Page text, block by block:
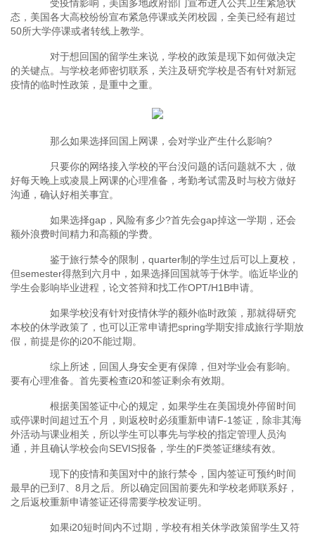
受疫情影响，美国多地政府部门宣布进入公共卫生紧急状
态，美国各大高校纷纷宣布紧急停课或关闭校园，全美已经有超过
50所大学停课或者转线上教学。
对于想回国的留学生来说，学校的政策是现下如何做决定
的关键点。与学校老师密切联系，关注及研究学校是否有针对新冠
疫情的临时性政策，是重中之重。
那么如果选择回国上网课，会对学业产生什么影响?
只要你的网络接入学校的平台没问题的话问题就不大，做
好每天晚上或凌晨上网课的心理准备，考勤考试需及时与校方做好
沟通，确认好相关事宜。
如果选择gap，风险有多少?首先会gap掉这一学期，还会
额外浪费时间精力和高额的学费。
鉴于旅行禁令的限制，quarter制的学生过后可以上夏校，
但semester得熬到六月中，如果选择回国就等于休学。临近毕业的
学生会影响毕业进程，论文答辩和找工作OPT/H1B申请。
如果学校没有针对疫情休学的额外临时政策，那就得研究
本校的休学政策了，也可以正常申请把spring学期安排成旅行学期放
假，前提是你的i20不能过期。
综上所述，回国人身安全更有保障，但对学业会有影响。
要有心理准备。首先要检查i20和签证剩余有效期。
根据美国签证中心的规定，如果学生在美国境外停留时间
或停课时间超过五个月，则返校时必须重新申请F-1签证，除非其海
外活动与课业相关，所以学生可以事先与学校的指定管理人员沟
通，并且确认学校会向SEVIS报备，学生的F类签证继续有效。
现下的疫情和美国对中的旅行禁令，国内签证可预约时间
最早的已到7、8月之后。所以确定回国前要先和学校老师联系好，
之后返校重新申请签证还得需要学校发证明。
如果i20短时间内不过期，学校有相关休学政策留学生又符